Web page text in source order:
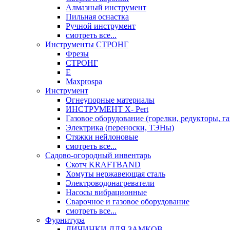
Алмазный инструмент
Пильная оснастка
Ручной инструмент
смотреть все...
Инструменты СТРОНГ
Фрезы
СТРОНГ
Е
Maxprospa
Инструмент
Огнеупорные материалы
ИНСТРУМЕНТ X- Pert
Газовое оборудование (горелки, редукторы,
Электрика (переноски, ТЭНы)
Стяжки нейлоновые
смотреть все...
Садово-огородный инвентарь
Скотч KRAFTBAND
Хомуты нержавеющая сталь
Электроводонагреватели
Насосы вибрационные
Сварочное и газовое оборудование
смотреть все...
Фурнитура